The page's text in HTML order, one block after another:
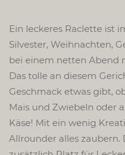
Ein leckeres Raclette ist
Silvester, Weihnachten,
bei einem netten Abend
Das tolle an diesem
Geschmack etwas gibt,
Mais und Zwiebeln oder
Käse! Mit ein wenig
Allrounder alles zaubern.